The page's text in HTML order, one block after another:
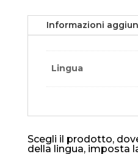
Informazioni
Lingua
Scegli il prodotto,
della lingua, imposta